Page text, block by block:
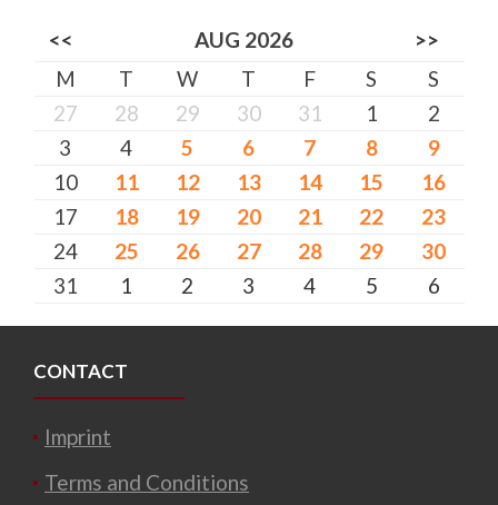
<< AUG 2026
>>
M
T W T F S
S
27
28 29 30 31 1
2
3
4 5 6 7 8
9
10
11 12 13 14 15
16
17
18 19 20 21 22
23
24
25 26 27 28 29
30
31
1 2 3 4 5 6
CONTACT
Imprint
Terms and Conditions